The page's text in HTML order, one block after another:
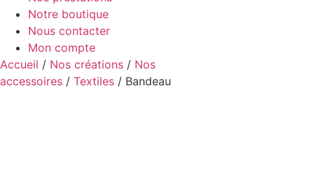
Notre boutique
Nous contacter
Mon compte
Accueil / Nos créations / Nos
accessoires / Textiles / Bandeau